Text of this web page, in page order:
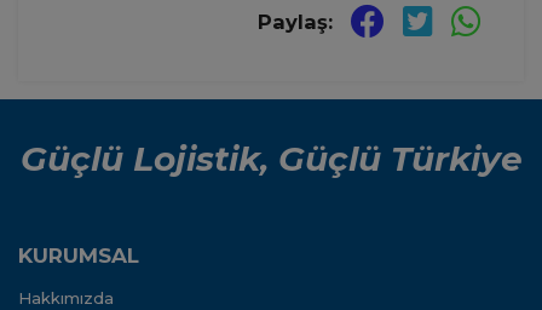
Paylaş:
Güçlü Lojistik, Güçlü Türkiye
KURUMSAL
Hakkımızda